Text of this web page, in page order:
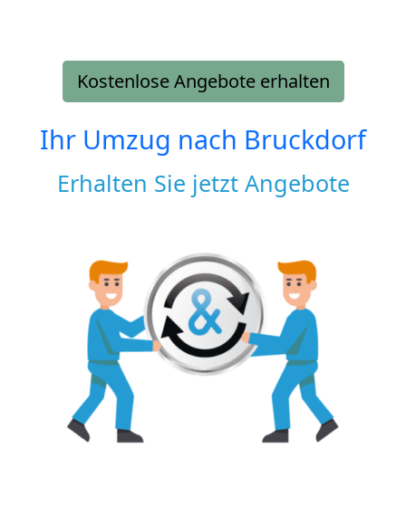
Kostenlose Angebote erhalten
Ihr Umzug nach Bruckdorf
Erhalten Sie jetzt Angebote